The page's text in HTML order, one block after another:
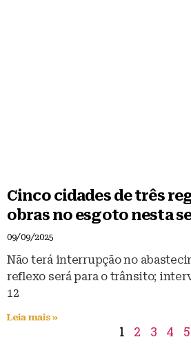
Cinco cidades de três
obras no esgoto nesta
09/09/2025
Não terá interrupção no
reflexo será para o trânsito;
12
Leia mais »
1 2 3 4 5